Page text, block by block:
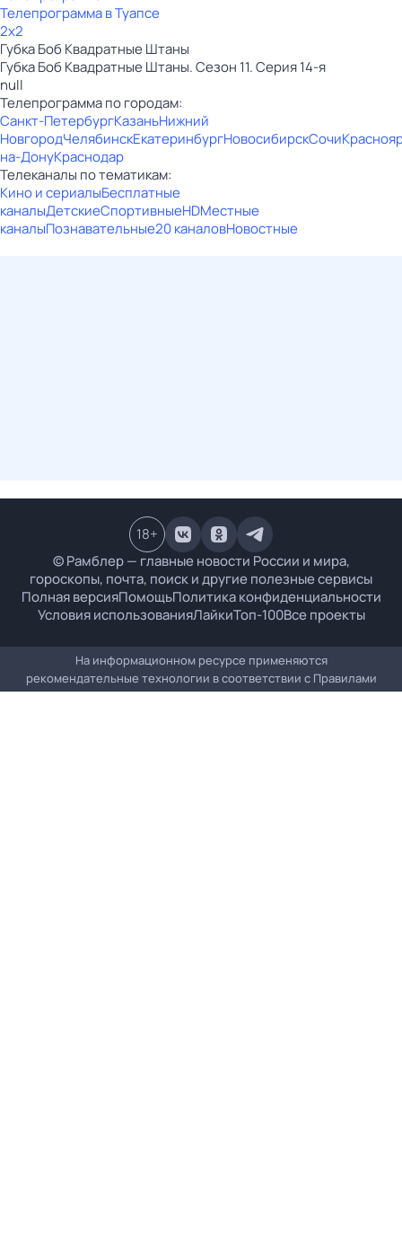
Телепрограмма в Туапсе
2x2
Губка Боб Квадратные Штаны
Губка Боб Квадратные Штаны. Сезон 11. Серия 14-я
null
Телепрограмма по городам:
Санкт-ПетербургКазаньНижний
НовгородЧелябинскЕкатеринбургНовосибирскСочи
на-ДонуКраснодар
Телеканалы по тематикам:
Кино и сериалыБесплатные
каналыДетскиеСпортивныеHDМестные
каналыПознавательные20 каналовНовостные
© Рамблер — главные новости России и мира,
гороскопы, почта, поиск и другие полезные сервисы
Полная версияПомощьПолитика конфиденциальности
Условия использованияЛайкиТоп-100Все проекты
18+
На информационном ресурсе применяются
рекомендательные технологии в соответствии с Правилами